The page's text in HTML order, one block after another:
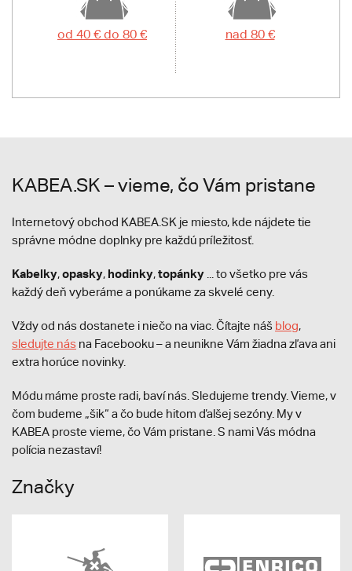
od 40 € do 80 € nad 80 €
KABEA.SK – vieme, čo Vám pristane
Internetový obchod KABEA.SK je miesto, kde nájdete tie
správne módne doplnky pre každú príležitosť.
Kabelky,opasky, hodinky,topánky ... to všetko pre vás
každý deň vyberáme a ponúkame za skvelé ceny.
Vždy od nás dostanete i niečo na viac. Čítajte náš blog,
sledujte nás na Facebooku – a neunikne Vám žiadna zľava ani
extra horúce novinky.
Módu máme proste radi, baví nás. Sledujeme trendy. Vieme, v
čom budeme „šik“ a čo bude hitom ďalšej sezóny. My v
KABEA proste vieme, čo Vám pristane. S nami Vás módna
polícia nezastaví!
Značky